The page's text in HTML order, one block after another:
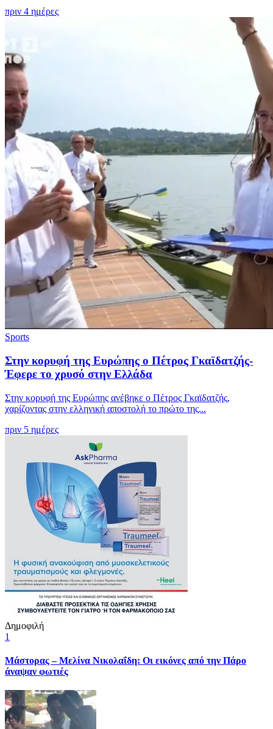
πριν 4 ημέρες
Sports
Στην κορυφή της Ευρώπης ο Πέτρος Γκαϊδατζής-
Έφερε το χρυσό στην Ελλάδα
Στην κορυφή της Ευρώπης ανέβηκε ο Πέτρος Γκαϊδατζής,
χαρίζοντας στην ελληνική αποστολή το πρώτο της...
πριν 5 ημέρες
Δημοφιλή
1
Μάστορας – Μελίνα Νικολαΐδη: Οι εικόνες από την Πάρο
άναψαν φωτιές